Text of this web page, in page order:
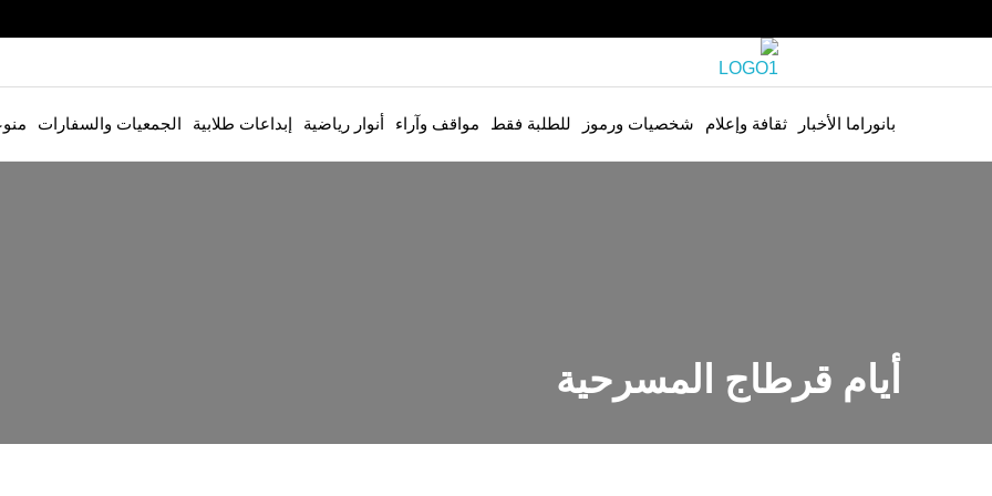
بانوراما الأخبار ثقافة وإعلام شخصيات ورموز للطلبة فقط مواقف وآراء أنوار رياضية إبداعات طلابية الجمعيات والسفارات
أيام قرطاج المسرحية